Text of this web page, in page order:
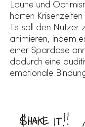
Laune und
harten
Es soll den Nutzer
animieren, indem
einer Spardose
dadurch eine
emotionale